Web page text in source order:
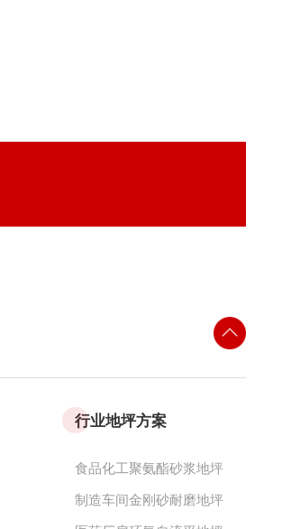
行业地坪方案
食品化工聚氨酯砂浆地坪
制造车间金刚砂耐磨地坪